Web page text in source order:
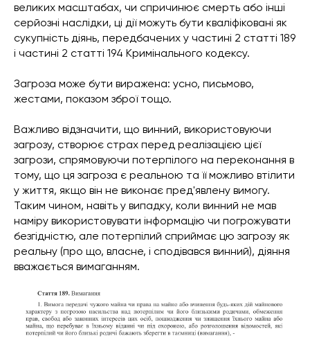
великих масштабах, чи спричинює смерть або інші
серйозні наслідки, ці дії можуть бути кваліфіковані як
сукупність діянь, передбачених у частині 2 статті 189
і частині 2 статті 194 Кримінального кодексу.
Загроза може бути виражена: усно, письмово,
жестами, показом зброї тощо.
Важливо відзначити, що винний, використовуючи
загрозу, створює страх перед реалізацією цієї
загрози, спрямовуючи потерпілого на переконання в
тому, що ця загроза є реальною та її можливо втілити
у життя, якщо він не виконає пред'явлену вимогу.
Таким чином, навіть у випадку, коли винний не мав
наміру використовувати інформацію чи погрожувати
безгідністю, але потерпілий сприймає цю загрозу як
реальну (про що, власне, і сподівався винний), діяння
вважається вимаганням.